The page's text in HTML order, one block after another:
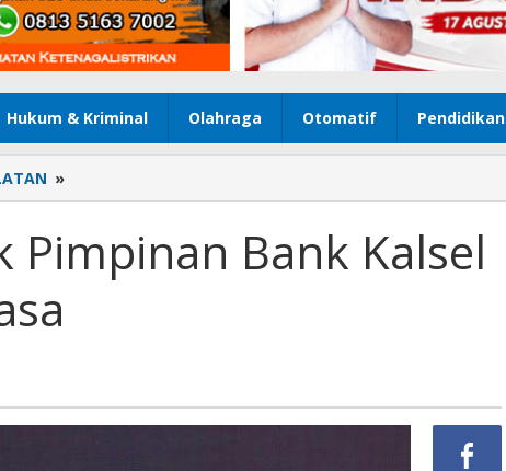
Hukum & Kriminal Olahraga Otomatif Pendidikan
»
Pucuk
Bank
Kalsel
Pimpinan Bank Kalsel